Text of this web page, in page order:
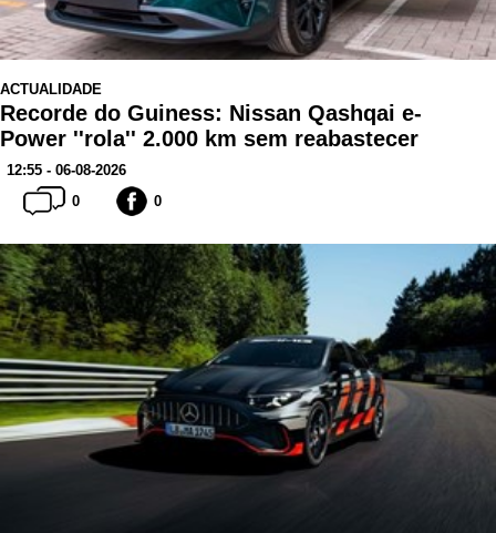
ACTUALIDADE
Recorde do Guiness: Nissan Qashqai e-
Power ''rola'' 2.000 km sem reabastecer
12:55 - 06-08-2026
0
0